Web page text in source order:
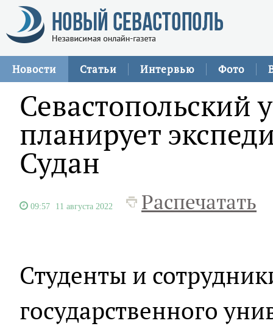
Новости Статьи Интервью Фото
Севастопольский
планирует
Судан
09:57 11 августа 2022 Распечатать
Студенты и
государственного